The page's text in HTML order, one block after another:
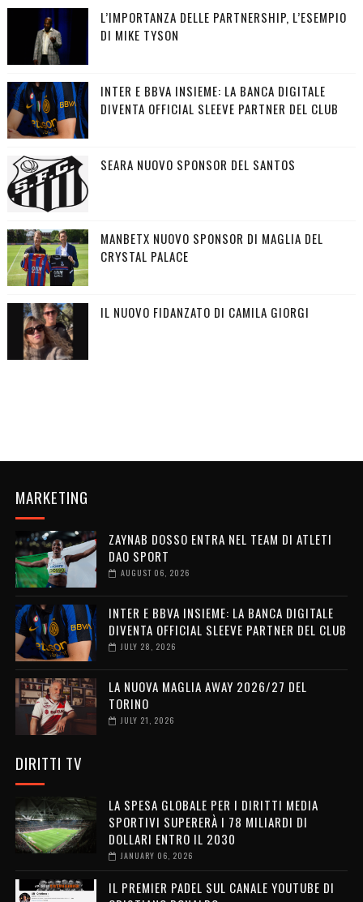
L’IMPORTANZA DELLE PARTNERSHIP, L’ESEMPIO
DI MIKE TYSON
INTER E BBVA INSIEME: LA BANCA DIGITALE
DIVENTA OFFICIAL SLEEVE PARTNER DEL CLUB
SEARA NUOVO SPONSOR DEL SANTOS
MANBETX NUOVO SPONSOR DI MAGLIA DEL
CRYSTAL PALACE
IL NUOVO FIDANZATO DI CAMILA GIORGI
MARKETING
ZAYNAB DOSSO ENTRA NEL TEAM DI ATLETI
DAO SPORT
AUGUST 06, 2026
INTER E BBVA INSIEME: LA BANCA DIGITALE
DIVENTA OFFICIAL SLEEVE PARTNER DEL CLUB
JULY 28, 2026
LA NUOVA MAGLIA AWAY 2026/27 DEL
TORINO
JULY 21, 2026
DIRITTI TV
LA SPESA GLOBALE PER I DIRITTI MEDIA
SPORTIVI SUPERERÀ I 78 MILIARDI DI
DOLLARI ENTRO IL 2030
JANUARY 06, 2026
IL PREMIER PADEL SUL CANALE YOUTUBE DI